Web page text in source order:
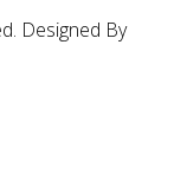
Designed By